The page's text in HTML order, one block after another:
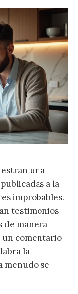
una
a la
improbables.
testimonios
de manera
un comentario
la
menudo se